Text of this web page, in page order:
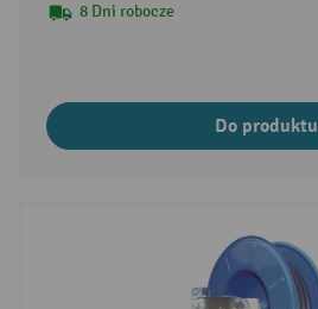
8 Dni robocze
Do produktu